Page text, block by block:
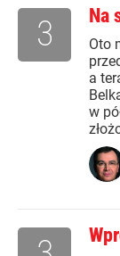
Na
Oto
a
w
3